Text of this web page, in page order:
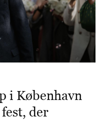
i København
der